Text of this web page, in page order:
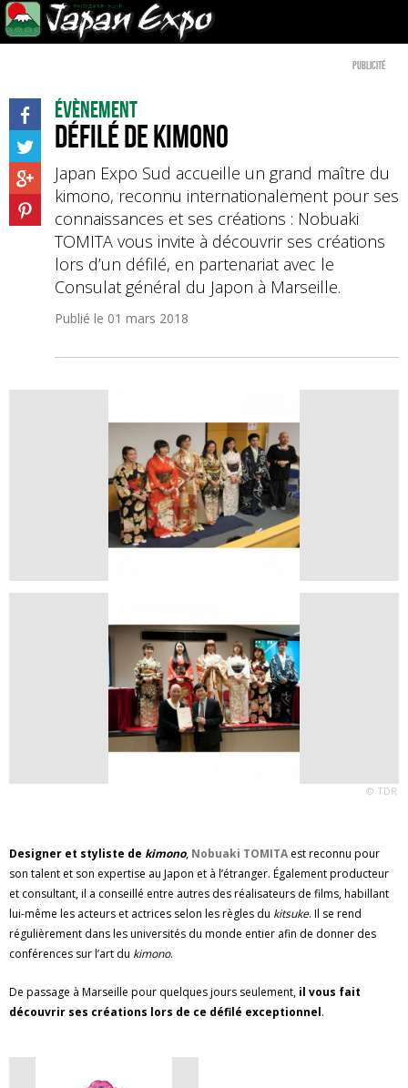
Publicité
Évènement
Défilé de kimono
Japan Expo Sud accueille un grand maître du
kimono, reconnu internationalement pour ses
connaissances et ses créations : Nobuaki
TOMITA vous invite à découvrir ses créations
lors d’un défilé, en partenariat avec le
Consulat général du Japon à Marseille.
Publié le 01 mars 2018
© TDR
Designer et styliste de kimono, Nobuaki TOMITA est reconnu pour
son talent et son expertise au Japon et à l’étranger. Également producteur
et consultant, il a conseillé entre autres des réalisateurs de films, habillant
lui-même les acteurs et actrices selon les règles du kitsuke. Il se rend
régulièrement dans les universités du monde entier afin de donner des
conférences sur l’art du kimono.
De passage à Marseille pour quelques jours seulement, il vous fait
découvrir ses créations lors de ce défilé exceptionnel.